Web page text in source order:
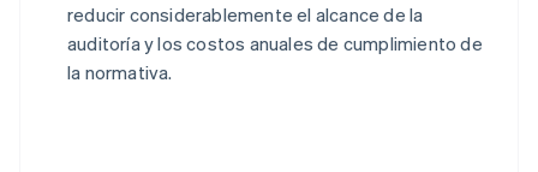
reducir considerablemente el alcance de la
auditoría y los costos anuales de cumplimiento de
la normativa.